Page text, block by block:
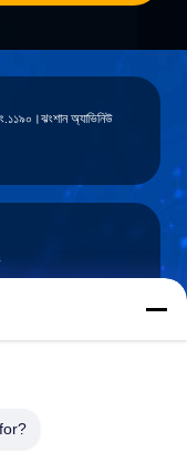
অ্যাভিনিউ